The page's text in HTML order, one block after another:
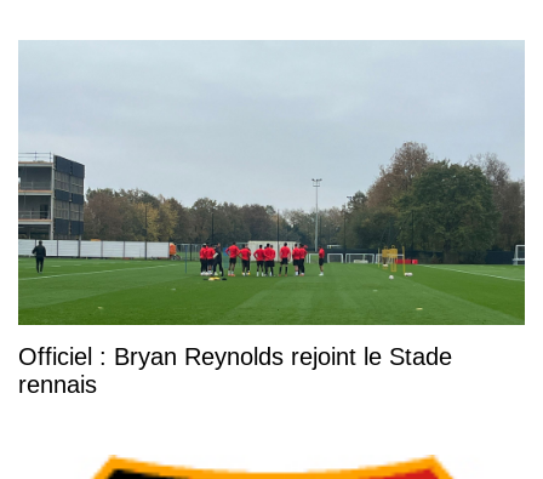
Officiel : Bryan Reynolds rejoint le Stade
rennais